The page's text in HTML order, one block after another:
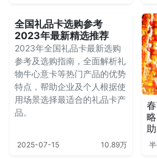
全国礼品卡选购参考
2023年最新精选推荐
2023年全国礼品卡最新选购
参考及选购指南，全面解析礼
物牛心意卡等热门产品的优势
特点，帮助企业及个人根据使
用场景选择最适合的礼品卡产
品。
2025-07-15 10.89万